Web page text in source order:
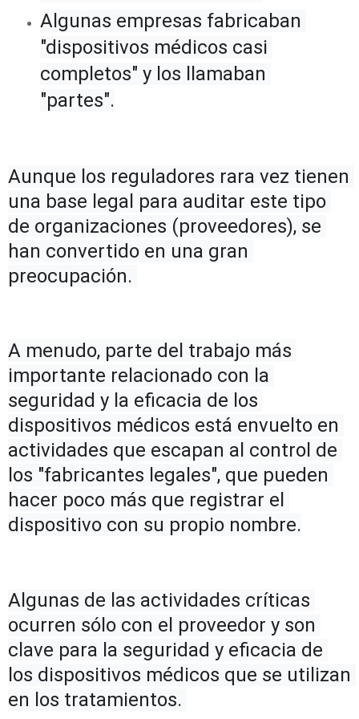
Algunas empresas fabricaban
"dispositivos médicos casi
completos" y los llamaban
"partes".
Aunque los reguladores rara vez tienen
una base legal para auditar este tipo
de organizaciones (proveedores), se
han convertido en una gran
preocupación.
A menudo, parte del trabajo más
importante relacionado con la
seguridad y la eficacia de los
dispositivos médicos está envuelto en
actividades que escapan al control de
los "fabricantes legales", que pueden
hacer poco más que registrar el
dispositivo con su propio nombre.
Algunas de las actividades críticas
ocurren sólo con el proveedor y son
clave para la seguridad y eficacia de
los dispositivos médicos que se utilizan
en los tratamientos.